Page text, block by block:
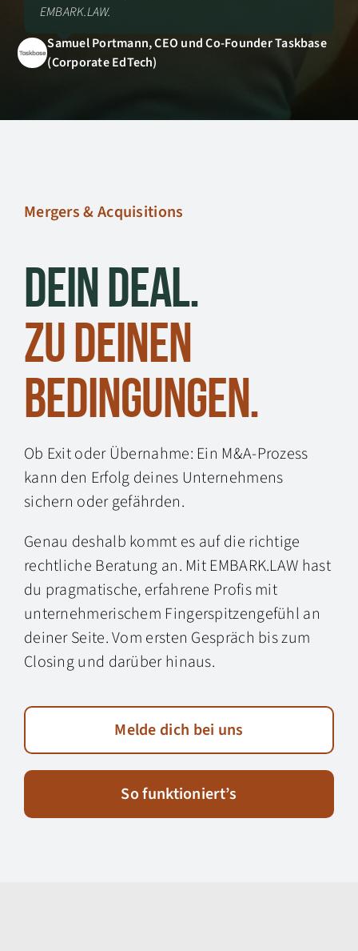
EMBARK.LAW.
Samuel Portmann, CEO und Co-Founder Taskbase
(Corporate EdTech)
Mergers & Acquisitions
Dein Deal.
Zu deinen
Bedingungen.
Ob Exit oder Übernahme: Ein M&A-Prozess
kann den Erfolg deines Unternehmens
sichern oder gefährden.
Genau deshalb kommt es auf die richtige
rechtliche Beratung an. Mit EMBARK.LAW hast
du pragmatische, erfahrene Profis mit
unternehmerischem Fingerspitzengefühl an
deiner Seite. Vom ersten Gespräch bis zum
Closing und darüber hinaus.
Melde dich bei uns
So funktioniert’s